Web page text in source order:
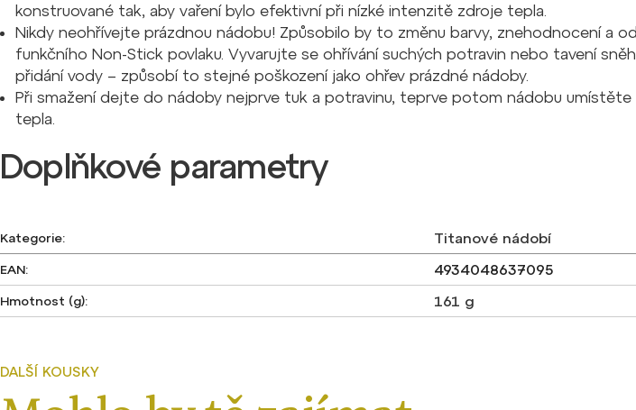
konstruované tak, aby vaření bylo efektivní při nízké intenzitě zdroje tepla.
Nikdy neohřívejte prázdnou nádobu! Způsobilo by to změnu barvy, znehodnocení a
funkčního Non-Stick povlaku. Vyvarujte se ohřívání suchých potravin nebo tavení
přidání vody – způsobí to stejné poškození jako ohřev prázdné nádoby.
Při smažení dejte do nádoby nejprve tuk a potravinu, teprve potom nádobu umístěte
tepla.
Doplňkové parametry
Kategorie: Titanové nádobí
EAN: 4934048637095
Hmotnost (g): 161 g